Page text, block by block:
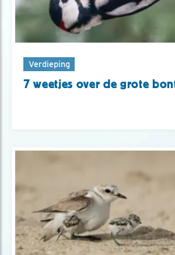
Verdieping
7 weetjes over de grote